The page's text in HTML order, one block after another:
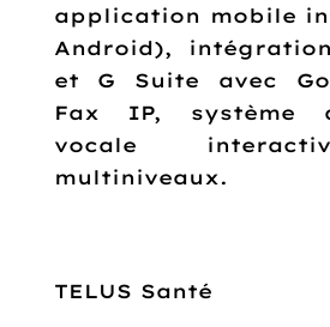
application mobile
Android),
et G Suite avec
Fax IP, système
vocale
multiniveaux.
TELUS Santé